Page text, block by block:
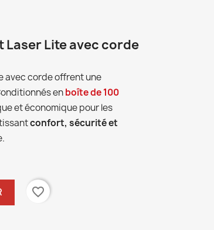
Lite avec corde
avec corde offrent une
enboîte de 100
et économique pour les
confort, sécurité et
favorite_border